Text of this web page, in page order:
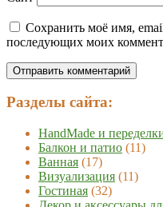
Сохранить моё имя,
последующих моих
Разделы сайта:
HandMade и
Балкон и патио (11)
Ванная (17)
Визуализация (11)
Гостиная (32)